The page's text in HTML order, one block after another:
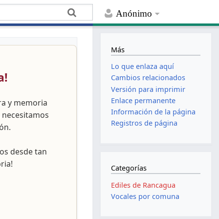
Anónimo
y memoria
necesitamos
desde tan
Más
Lo que enlaza aquí
Cambios relacionados
Versión para imprimir
Enlace permanente
Información de la página
Registros de página
Categorías
Ediles de Rancagua
Vocales por comuna